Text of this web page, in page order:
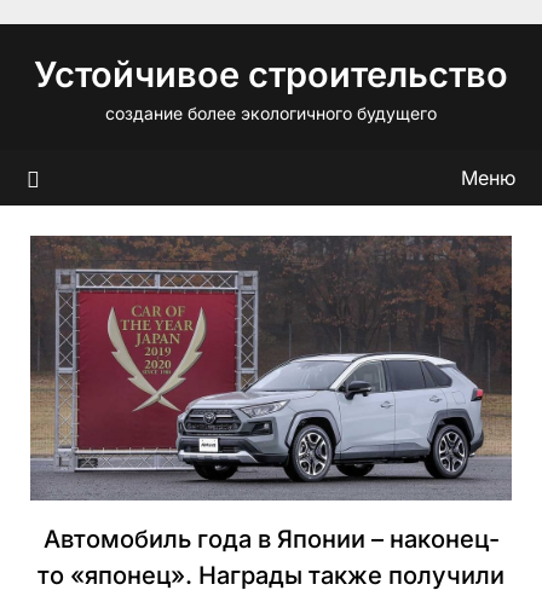
содержимому
Устойчивое строительство
создание более экологичного будущего
Меню
Автомобиль года в Японии – наконец-
то «японец». Награды также получили